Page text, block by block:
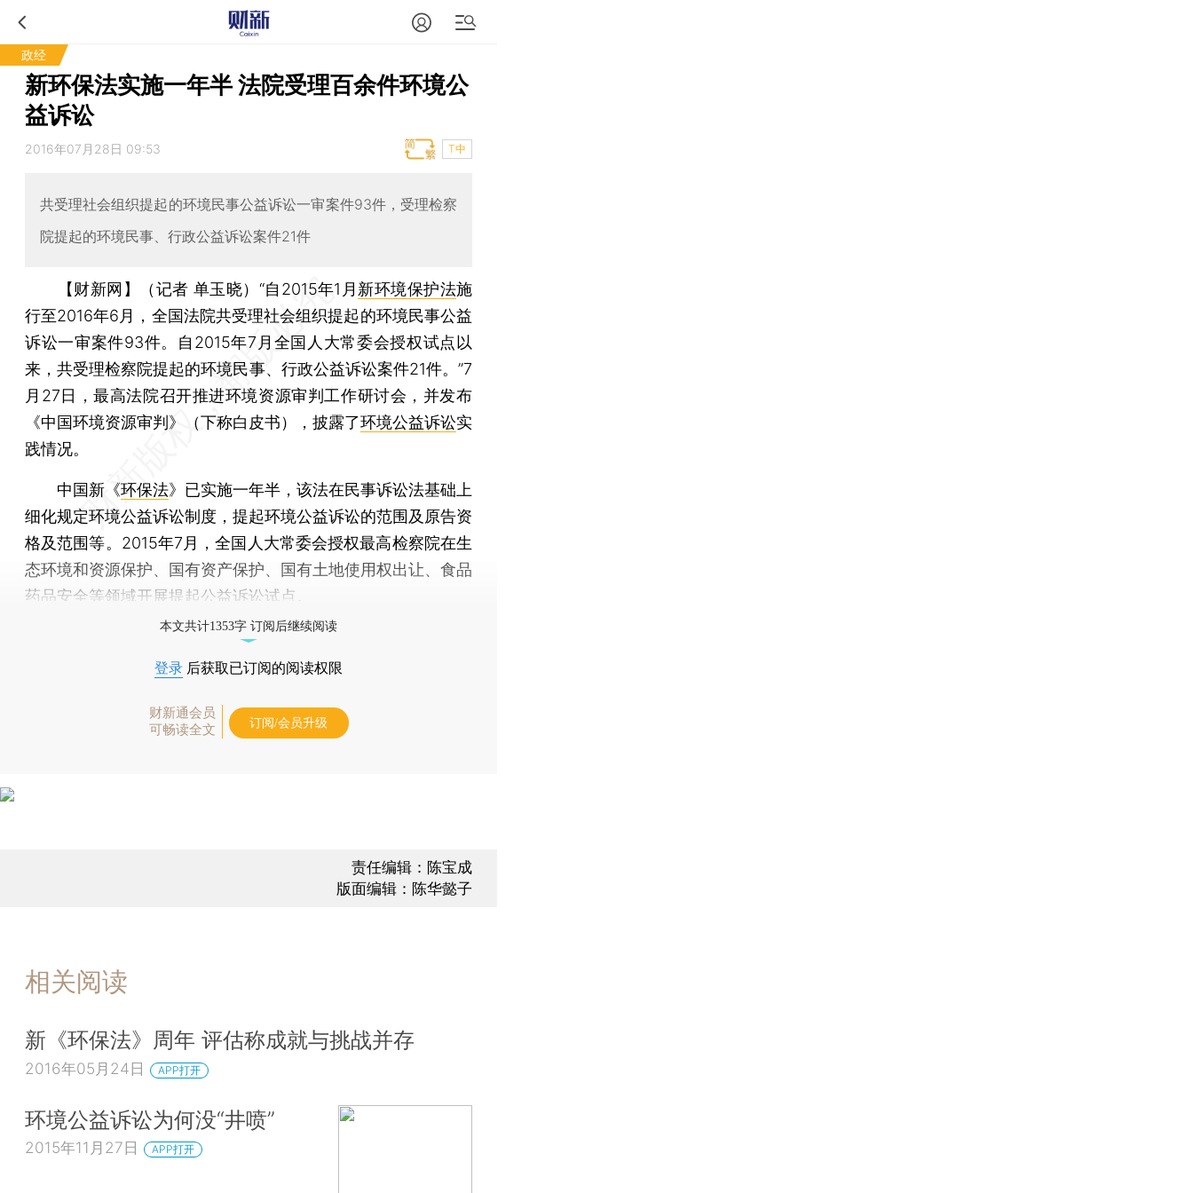
政经
新环保法实施一年半 法院受理百余件环境公
益诉讼
2016年07月28日 09:53 T中
共受理社会组织提起的环境民事公益诉讼一审案件93件，受理检察
院提起的环境民事、行政公益诉讼案件21件
【财新网】（记者 单玉晓） “自2015年1月 新环境保护法施
行至2016年6月，全国法院共受理社会组织提起的环境民事公益
诉讼一审案件93件。自2015年7月全国人大常委会授权试点以
来，共受理检察院提起的环境民事、行政公益诉讼案件21件。”7
月27日，最高法院召开推进环境资源审判工作研讨会，并发布
《中国环境资源审判》（下称白皮书），披露了环境公益诉讼实
践情况。
中国新《环保法》已实施一年半，该法在民事诉讼法基础上
细化规定环境公益诉讼制度，提起环境公益诉讼的范围及原告资
格及范围等。2015年7月，全国人大常委会授权最高检察院在生
态环境和资源保护、国有资产保护、国有土地使用权出让、食品
药品安全等领域开展提起公益诉讼试点。
本文共计1353字 订阅后继续阅读
登录 后获取已订阅的阅读权限
财新通会员
可畅读全文
订阅/会员升级
责任编辑：陈宝成
版面编辑：陈华懿子
相关阅读
新《环保法》周年 评估称成就与挑战并存
2016年05月24日 APP打开
环境公益诉讼为何没“井喷”
2015年11月27日 APP打开